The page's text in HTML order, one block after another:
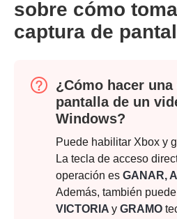
Paso 2.
sobre cómo
captura de
¿Cómo hacer
pantalla de un
Windows?
Puede habilitar Xbox y
La tecla de acceso
operación es GANAR,
Además, también
VICTORIA y GRAMO